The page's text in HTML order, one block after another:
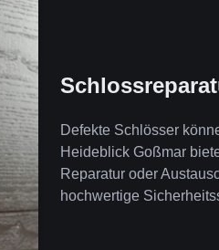
Defekte Schlösser
Heideblick Goßmar
Reparatur oder
hochwertige